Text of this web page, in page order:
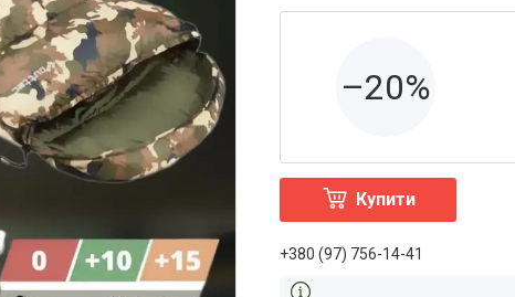
–20%
Купити
+380 (97) 756-14-41